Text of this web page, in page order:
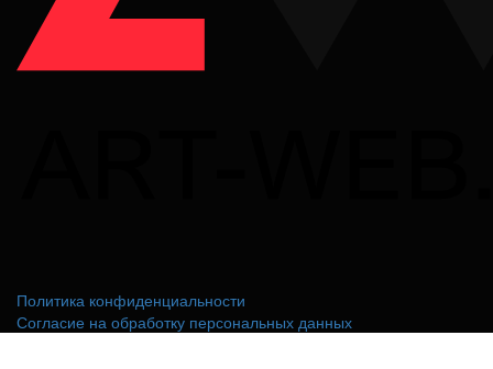
Политика конфиденциальности
Согласие на обработку персональных данных